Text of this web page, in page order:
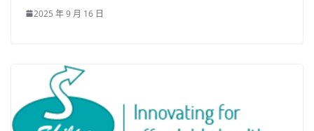
2025 年 9 月 16 日